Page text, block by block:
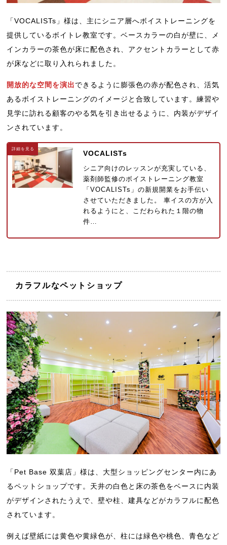
「VOCALISTs」様は、主にシニア層へボイストレーニングを
提供しているボイトレ教室です。ベースカラーの白が壁に、メ
インカラーの茶色が床に配色され、アクセントカラーとして赤
が床などに取り入れられました。
開放的な空間を演出できるように膨張色の赤が配色され、活気
あるボイストレーニングのイメージと合致しています。練習や
見学に訪れる顧客のやる気を引き出せるように、内装がデザイ
ンされています。
VOCALISTs
シニア向けのレッスンが充実している、
薬剤師監修のボイストレーニング教室
「VOCALISTs」の新規開業をお手伝い
させていただきました。 車イスの方が入
れるようにと、こだわられた１階の物
件…
カラフルなペットショップ
「Pet Base 双葉店」様は、大型ショッピングセンター内にあ
るペットショップです。天井の白色と床の茶色をベースに内装
がデザインされたうえで、壁や柱、建具などがカラフルに配色
されています。
例えば壁紙には黄色や黄緑色が、柱には緑色や桃色、青色など